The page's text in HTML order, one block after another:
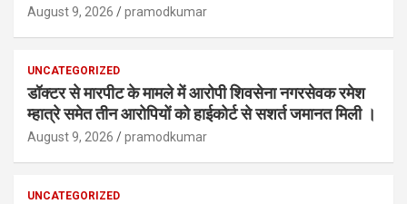
August 9, 2026 pramodkumar
UNCATEGORIZED
डॉक्टर से मारपीट के मामले में आरोपी शिवसेना नगरसेवक रमेश
म्हात्रे समेत तीन आरोपियों को हाईकोर्ट से सशर्त जमानत मिली ।
August 9, 2026 pramodkumar
UNCATEGORIZED